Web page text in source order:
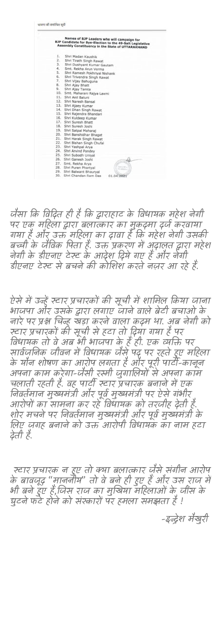
जैसा कि विदित ही है कि द्वाराहाट के विधायक महेश नेगी
पर एक महिला द्वारा बलात्कार का मुकदमा दर्ज करवाया
गया है और उक्त महिला का दावा है कि महेश नेगी उसकी
बच्ची के जैविक पिता हैं. उक्त प्रकरण में अदालत द्वारा महेश
नेगी के डीएनए टेस्ट के आदेश दिये गए हैं और नेगी
डीएनए टेस्ट से बचने की कोशिश करते नज़र आ रहे हैं.
ऐसे में उन्हें स्टार प्रचारकों की सूची में शामिल किया जाना
भाजपा और उसके द्वारा लगाए जाने वाले बेटी बचाओ के
नारे पर प्रश्न चिन्ह खड़ा करने वाला कदम था. अब नेगी को
स्टार प्रचारकों की सूची से हटा तो दिया गया है पर
विधायक तो वे अब भी भाजपा के हैं ही. एक व्यक्ति पर
सार्वजनिक जीवन में विधायक जैसे पद पर रहते हुए महिला
के यौन शोषण का आरोप लगता है और पूरी पार्टी-कानून
अपना काम करेगा-जैसी रस्मी जुगालियों से अपना काम
चलाती रहती है. वह पार्टी स्टार प्रचारक बनाने में एक
निवर्तमान मुख्यमंत्री और पूर्व मुख्यमंत्री पर ऐसे गंभीर
आरोपों का सामना कर रहे विधायक को तरजीह देती है.
शोर मचने पर निवर्तमान मुख्यमंत्री और पूर्व मुख्यमंत्री के
लिए जगह बनाने को उक्त आरोपी विधायक का नाम हटा
देती है.
स्टार प्रचारक न हुए तो क्या बलात्कार जैसे संगीन आरोप
के बावजूद “माननीय” तो वे बने ही हुए हैं और उस राज में
भी बने हुए हैं,जिस राज का मुखिया महिलाओं के जींस के
घुटने फटे होने को संस्कारों पर हमला समझता है !
-इन्द्रेश मैखुरी